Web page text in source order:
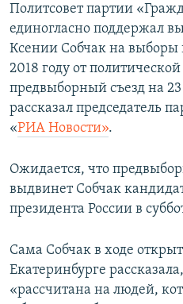
ТЕЛЕПРОЕКТ КРЫМ.РЕАЛИИ
СОВЕТЫ ПРАВОЗАЩИТНИКОВ
ПРОПАВШИЕ БЕЗ ВЕСТИ
ПОБЕДИТЕЛЕЙ НЕ СУДЯТ?
КРЫМ.НЕПОКОРЕННЫЙ
УКРАИНСКАЯ ПРОБЛЕМА КРЫМА
Українською
Qırımtatar
ПРИСОЕДИНЯЙТЕСЬ!
Все сайты RFE/RL
Политсовет партии
единогласно поддержал
Ксении Собчак на выборы
2018 году от
предвыборный съезд на
рассказал председатель
«РИА Новости».
Ожидается, что
выдвинет Собчак
президента России в
Сама Собчак в ходе
Екатеринбурге
«рассчитана на людей,